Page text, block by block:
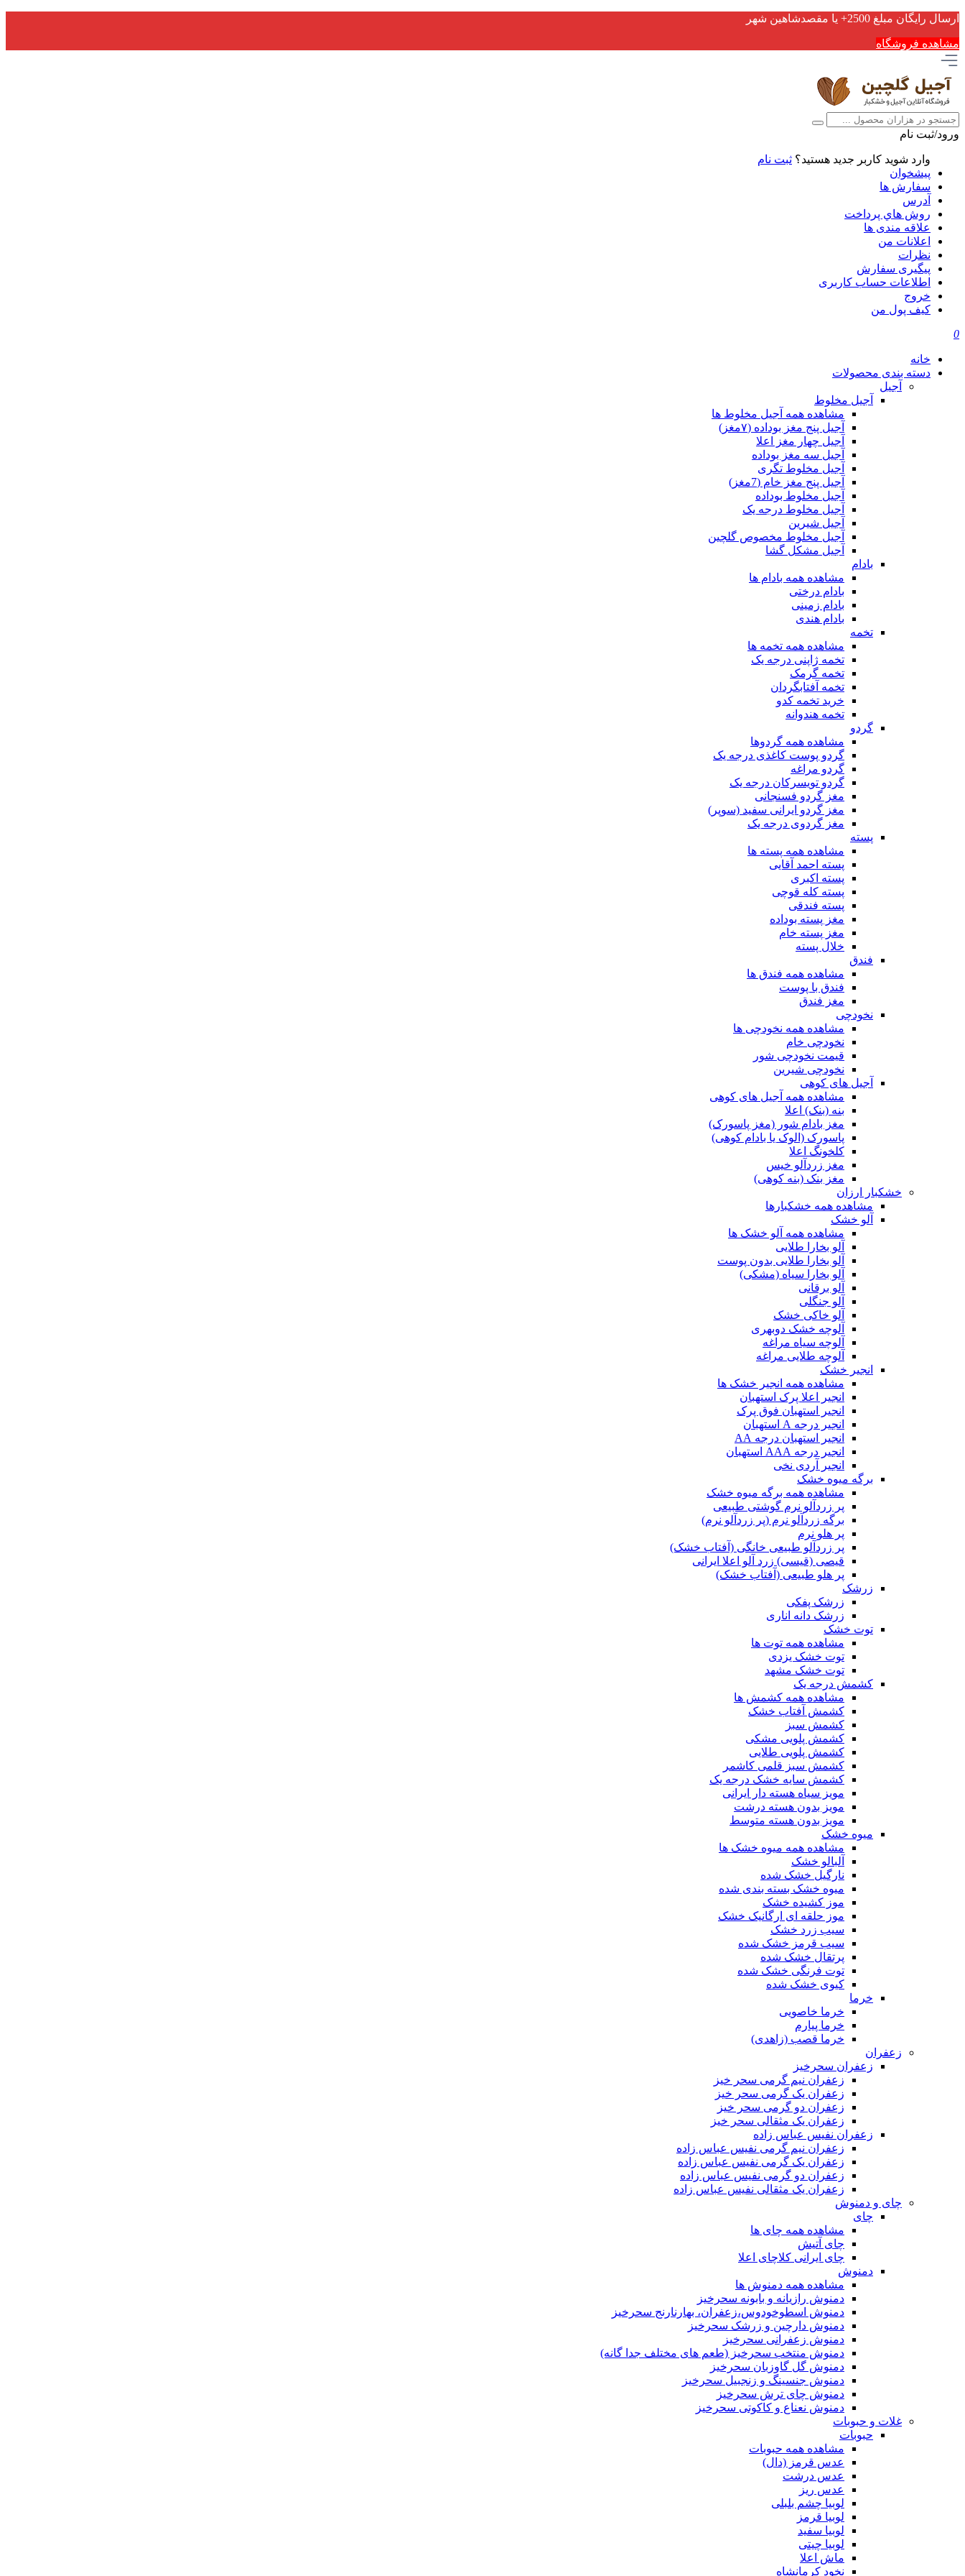
ارسال رایگان مبلغ 2500+ یا مقصدشاهین شهر
مشاهده فروشگاه
ورود/ثبت نام
وارد شوید کاربر جدید هستید؟ ثبت نام
پیشخوان
سفارش ها
آدرس
روش هاي پرداخت
علاقه مندی ها
اعلانات من
نظرات
پیگیری سفارش
اطلاعات حساب كاربری
خروج
کیف پول من
0
خانه
دسته بندی محصولات
آجیل
آجیل مخلوط
مشاهده همه آجیل مخلوط ها
آجیل پنج مغز بوداده (۷مغز)
آجیل چهار مغز اعلا
آجیل سه مغز بوداده
آجیل مخلوط تگری
آجیل پنج مغز خام (7مغز)
آجیل مخلوط بوداده
آجیل مخلوط درجه یک
آجیل شیرین
آجیل مخلوط مخصوص گلچین
آجیل مشکل گشا
بادام
مشاهده همه بادام ها
بادام درختی
بادام زمینی
بادام هندی
تخمه
مشاهده همه تخمه ها
تخمه ژاپنی درجه یک
تخمه گرمک
تخمه آفتابگردان
خرید تخمه کدو
تخمه هندوانه
گردو
مشاهده همه گردوها
گردو پوست کاغذی درجه یک
گردو مراغه
گردو تویسرکان درجه یک
مغز گردو فسنجانی
مغز گردو ایرانی سفید (سوپر)
مغز گردوی درجه یک
پسته
مشاهده همه پسته ها
پسته احمد آقایی
پسته اکبری
پسته کله قوچی
پسته فندقی
مغز پسته بوداده
مغز پسته خام
خلال پسته
فندق
مشاهده همه فندق ها
فندق با پوست
مغز فندق
نخودچی
مشاهده همه نخودچی ها
نخودچی خام
قیمت نخودچی شور
نخودچی شیرین
آجیل های کوهی
مشاهده همه آجیل های کوهی
بنه (بنک) اعلا
مغز بادام شور (مغز پاسورک)
پاسورک (الوک یا بادام کوهی)
کلخونگ اعلا
مغز زردآلو خیس
مغز بنک (بنه کوهی)
خشکبار ارزان
مشاهده همه خشکبارها
آلو خشک
مشاهده همه آلو خشک ها
آلو بخارا طلایی
آلو بخارا طلایی بدون پوست
آلو بخارا سیاه (مشکی)
آلو برقانی
آلو جنگلی
آلو خاکی خشک
آلوچه خشک دوبهری
آلوچه سیاه مراغه
آلوچه طلایی مراغه
انجیر خشک
مشاهده همه انجیر خشک ها
انجیر اعلا پرک استهبان
انجیر استهبان فوق پرک
انجیر درجه A استهبان
انجیر استهبان درجه AA
انجیر درجه AAA استهبان
انجیر آردی نخی
برگه میوه خشک
مشاهده همه برگه میوه خشک
پر زردآلو نرم گوشتی طبیعی
برگه زردآلو نرم (پر زردآلو نرم)
پر هلو نرم
پر زردآلو طبیعی خانگی (آفتاب خشک)
قیصی (قیسی) زرد آلو اعلا ایرانی
پر هلو طبیعی (آفتاب خشک)
زرشک
زرشک پفکی
زرشک دانه اناری
توت خشک
مشاهده همه توت ها
توت خشک یزدی
توت خشک مشهد
کشمش درجه یک
مشاهده همه کشمش ها
کشمش آفتاب خشک
کشمش سبز
کشمش پلویی مشکی
کشمش پلویی طلایی
کشمش سبز قلمی کاشمر
کشمش سایه خشک درجه یک
مویز سیاه هسته دار ایرانی
مویز بدون هسته درشت
مویز بدون هسته متوسط
میوه خشک
مشاهده همه میوه خشک ها
آلبالو خشک
نارگیل خشک شده
میوه خشک بسته بندی شده
موز کشیده خشک
موز حلقه ای ارگانیک خشک
سیب زرد خشک
سیب قرمز خشک شده
پرتقال خشک شده
توت فرنگی خشک شده
کیوی خشک شده
خرما
خرما خاصویی
خرما پیارم
خرما قصب (زاهدی)
زعفران
زعفران سحرخیز
زعفران نیم گرمی سحر خیز
زعفران یک گرمی سحر خیز
زعفران دو گرمی سحر خیز
زعفران یک مثقالی سحر خیز
زعفران نفیس عباس زاده
زعفران نیم گرمی نفیس عباس زاده
زعفران یک گرمی نفیس عباس زاده
زعفران دو گرمی نفیس عباس زاده
زعفران یک مثقالی نفیس عباس زاده
چای و دمنوش
چای
مشاهده همه چای ها
چای آتیش
چای ایرانی کلاچای اعلا
دمنوش
مشاهده همه دمنوش ها
دمنوش رازیانه و بابونه سحرخیز
دمنوش اسطوخودوس،زعفران، بهارنارنج سحرخیز
دمنوش دارچین و زرشک سحرخیز
دمنوش زعفرانی سحرخیز
دمنوش منتخب سحرخیز (طعم های مختلف جدا گانه)
دمنوش گل گاوزبان سحرخیز
دمنوش جنسینگ و زنجبیل سحرخیز
دمنوش چای ترش سحرخیز
دمنوش نعناع و کاکوتی سحرخیز
غلات و حبوبات
حبوبات
مشاهده همه حبوبات
عدس قرمز (دال)
عدس درشت
عدس ریز
لوبیا چشم بلبلی
لوبیا قرمز
لوبیا سفید
لوبیا چیتی
ماش اعلا
نخود کرمانشاه